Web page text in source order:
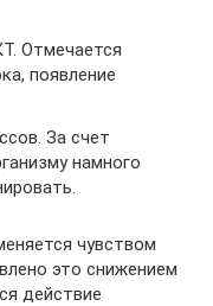
Отмечается
появление
За счет
намного
чувством
это снижением
действие